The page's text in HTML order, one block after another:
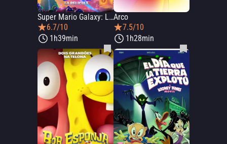
Super Mario Galaxy: La película
6.7/10
1h39min
Arco
7.5/10
1h28min